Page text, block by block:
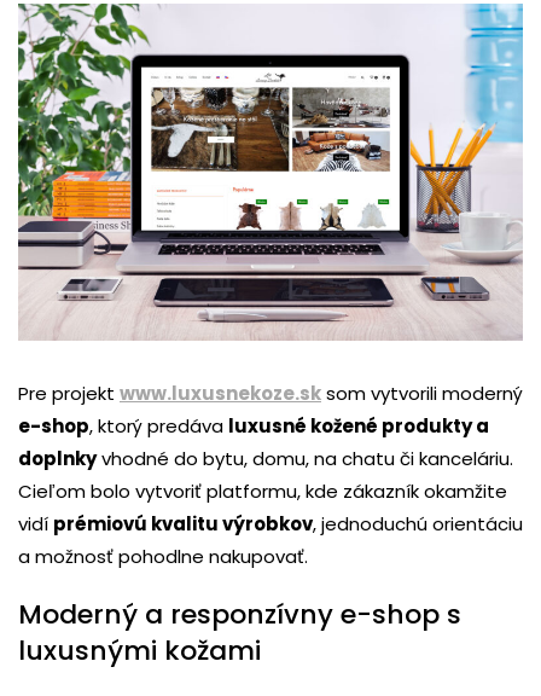
Pre projekt www.luxusnekoze.sksom vytvorili moderný
e-shop, ktorý predáva luxusné kožené produkty a
doplnkyvhodné do bytu, domu, na chatu či kanceláriu.
Cieľom bolo vytvoriť platformu, kde zákazník okamžite
vidí prémiovú kvalitu výrobkov, jednoduchú orientáciu
a možnosť pohodlne nakupovať.
Moderný a responzívny e-shop s
luxusnými kožami